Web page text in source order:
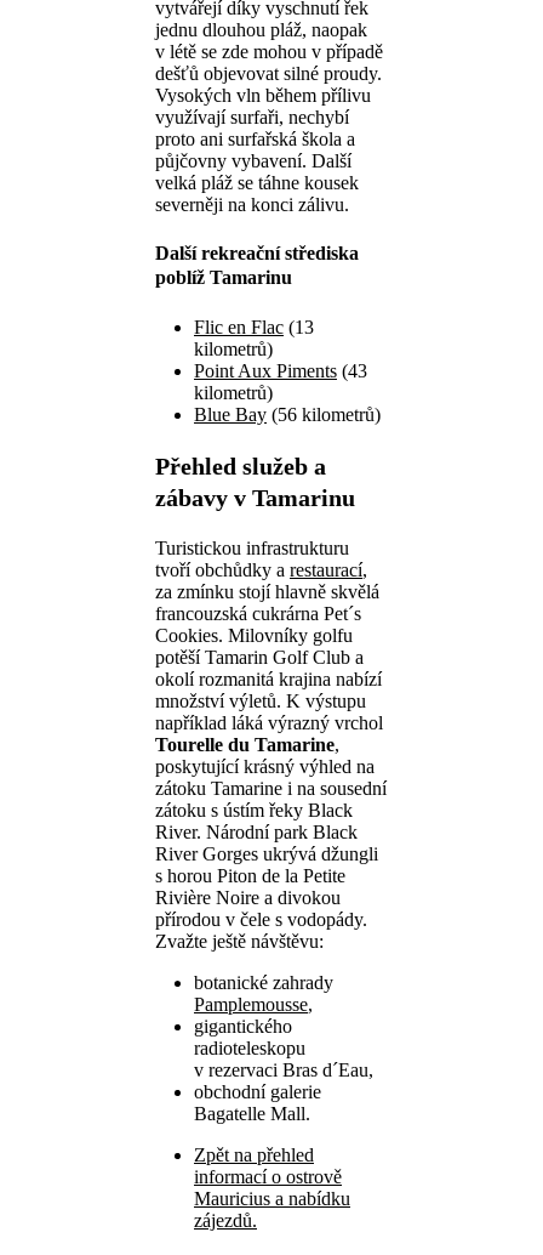
vytvářejí díky vyschnutí řek
jednu dlouhou pláž, naopak
v létě se zde mohou v případě
dešťů objevovat silné proudy.
Vysokých vln během přílivu
využívají surfaři, nechybí
proto ani surfařská škola a
půjčovny vybavení. Další
velká pláž se táhne kousek
severněji na konci zálivu.
Další rekreační střediska
poblíž Tamarinu
Flic en Flac (13
kilometrů)
Point Aux Piments (43
kilometrů)
Blue Bay (56 kilometrů)
Přehled služeb a
zábavy v Tamarinu
Turistickou infrastrukturu
tvoří obchůdky a restaurací,
za zmínku stojí hlavně skvělá
francouzská cukrárna Pet´s
Cookies. Milovníky golfu
potěší Tamarin Golf Club a
okolí rozmanitá krajina nabízí
množství výletů. K výstupu
například láká výrazný vrchol
Tourelle du Tamarine,
poskytující krásný výhled na
zátoku Tamarine i na sousední
zátoku s ústím řeky Black
River. Národní park Black
River Gorges ukrývá džungli
s horou Piton de la Petite
Rivière Noire a divokou
přírodou v čele s vodopády.
Zvažte ještě návštěvu:
botanické zahrady
Pamplemousse,
gigantického
radioteleskopu
v rezervaci Bras d´Eau,
obchodní galerie
Bagatelle Mall.
Zpět na přehled
informací o ostrově
Mauricius a nabídku
zájezdů.